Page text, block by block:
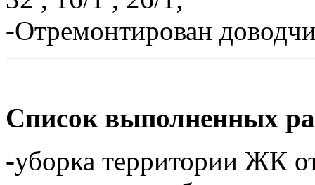
-Отремонтирован
Список выполненных
-уборка территории ЖК